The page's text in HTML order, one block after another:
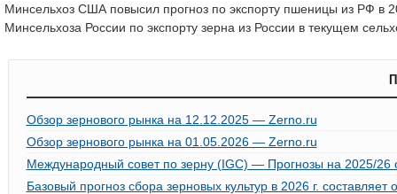
Минсельхоз США повысил прогноз по экспорту пшеницы из РФ в
Минсельхоза России по экспорту зерна из России в текущем
Обзор зернового рынка на 12.12.2025 — Zerno.ru
Обзор зернового рынка на 01.05.2026 — Zerno.ru
Международный совет по зерну (IGC) — Прогнозы на 2025/26
Базовый прогноз сбора зерновых культур в 2026 г.